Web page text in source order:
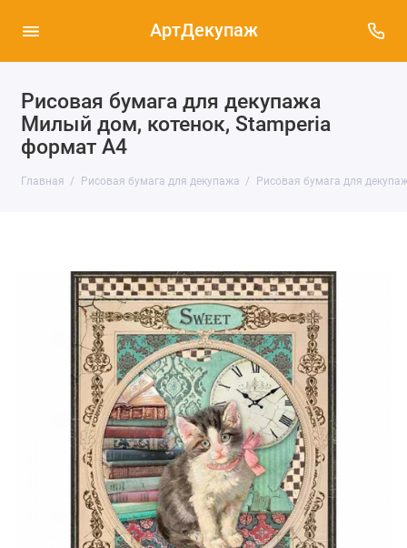
АртДекупаж
Рисовая бумага для декупажа
Милый дом, котенок, Stamperia
формат А4
Главная Рисовая бумага для декупажа Рисовая бумага для